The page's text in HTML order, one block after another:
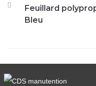
Feuillard
Bleu